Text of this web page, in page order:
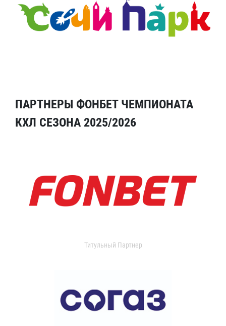
ПАРТНЕРЫ ФОНБЕТ ЧЕМПИОНАТА
КХЛ СЕЗОНА 2025/2026
Титульный Партнер